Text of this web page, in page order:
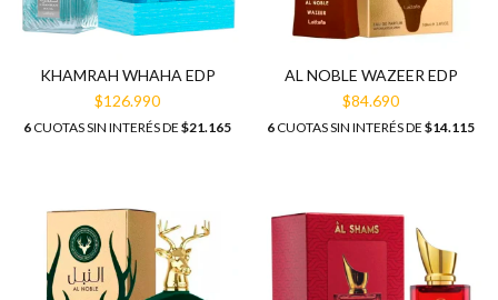
KHAMRAH WHAHA EDP
$126.990
6 CUOTAS SIN INTERÉS DE $21.165
AL NOBLE WAZEER EDP
$84.690
6 CUOTAS SIN INTERÉS DE $14.115